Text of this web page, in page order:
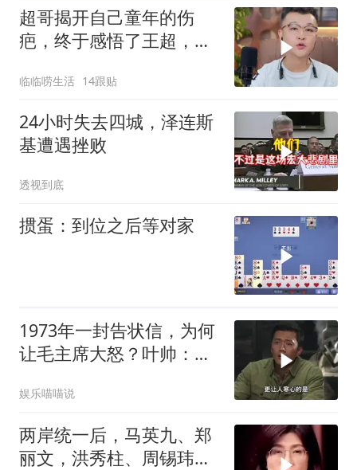
超哥揭开自己童年的伤
疤，终于感悟了王超，他
临临唠生活 14跟贴
24小时失去四城，泽连斯
基遭遇挫败
透视到底
掼蛋：到位之后等对家
1973年一封告状信，为何
让毛主席大怒？叶帅：杀
娱乐喵喵说
两岸统一后，马英九、郑
丽文，洪秀柱、周锡玮谁